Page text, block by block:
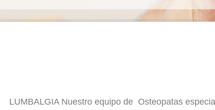
LUMBALGIA Nuestro equipo de Osteopatas